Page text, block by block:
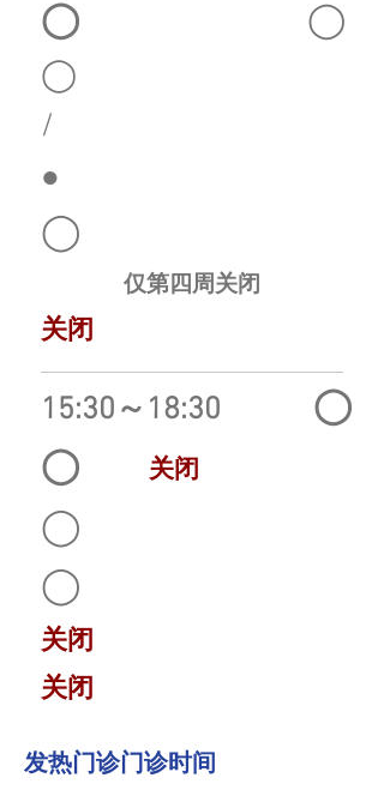
◯
◯
◯
/
​●
◯
仅第四周关闭
关闭
15:30～18:30
◯
◯
关闭
◯
◯
关闭
关闭
发热门诊门诊时间